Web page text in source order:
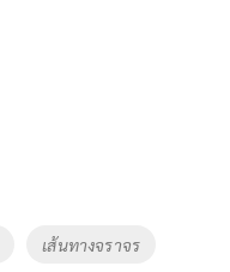
เส้นทางจราจร